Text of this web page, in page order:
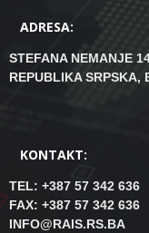
ADRESA:
STEFANA NEMANJE
REPUBLIKA SRPSKA,
KONTAKT:
TEL: +387 57 342 636
FAX: +387 57 342 636
INFO@RAIS.RS.BA